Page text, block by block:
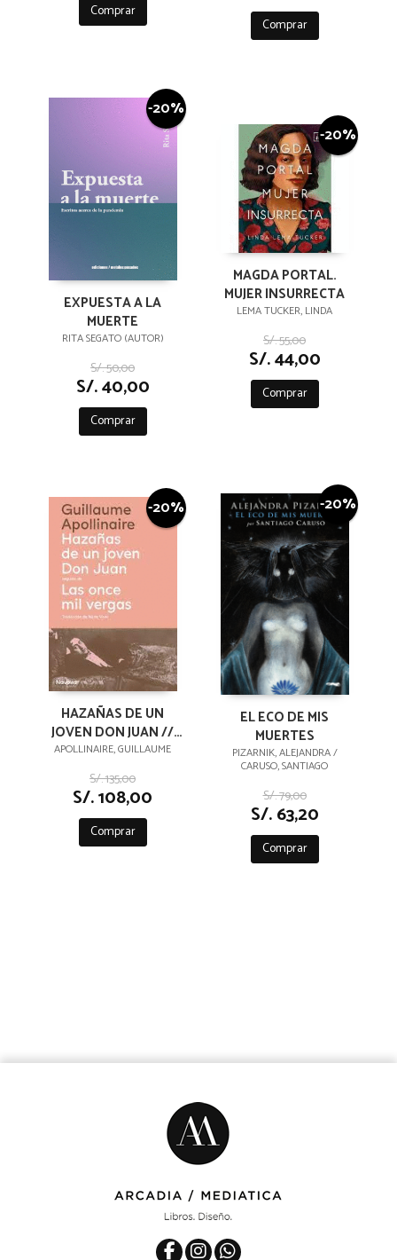
Comprar
Comprar
-20%
EXPUESTA A LA
MUERTE
RITA SEGATO (AUTOR)
S/. 50,00
S/. 40,00
Comprar
-20%
MAGDA PORTAL.
MUJER INSURRECTA
LEMA TUCKER, LINDA
S/. 55,00
S/. 44,00
Comprar
-20%
HAZAÑAS DE UN
JOVEN DON JUAN //
LAS ONCE MIL
VERGAS
APOLLINAIRE, GUILLAUME
S/. 135,00
S/. 108,00
Comprar
-20%
EL ECO DE MIS
MUERTES
PIZARNIK, ALEJANDRA /
CARUSO, SANTIAGO
S/. 79,00
S/. 63,20
Comprar